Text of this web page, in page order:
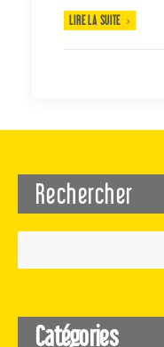
LIRE LA SUITE
Rechercher
Catégories